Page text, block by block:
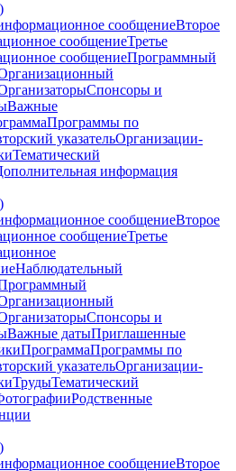
сообщениеВторое
сообщениеТретье
сообщениеПрограммный
Спонсоры и
Важные
Программы по
указательОрганизации-
Тематический
информация
сообщениеВторое
сообщениеТретье
Наблюдательный
Спонсоры и
Важные датыПриглашенные
ПрограммаПрограммы по
указательОрганизации-
ТрудыТематический
Родственные
сообщениеВторое